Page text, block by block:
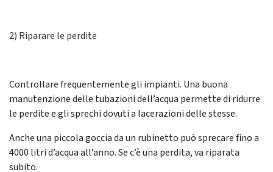
2) Riparare le perdite
Controllare frequentemente gli impianti. Una buona
manutenzione delle tubazioni dell’acqua permette di ridurre
le perdite e gli sprechi dovuti a lacerazioni delle stesse.
Anche una piccola goccia da un rubinetto può sprecare fino a
4000 litri d’acqua all’anno. Se c’è una perdita, va riparata
subito.